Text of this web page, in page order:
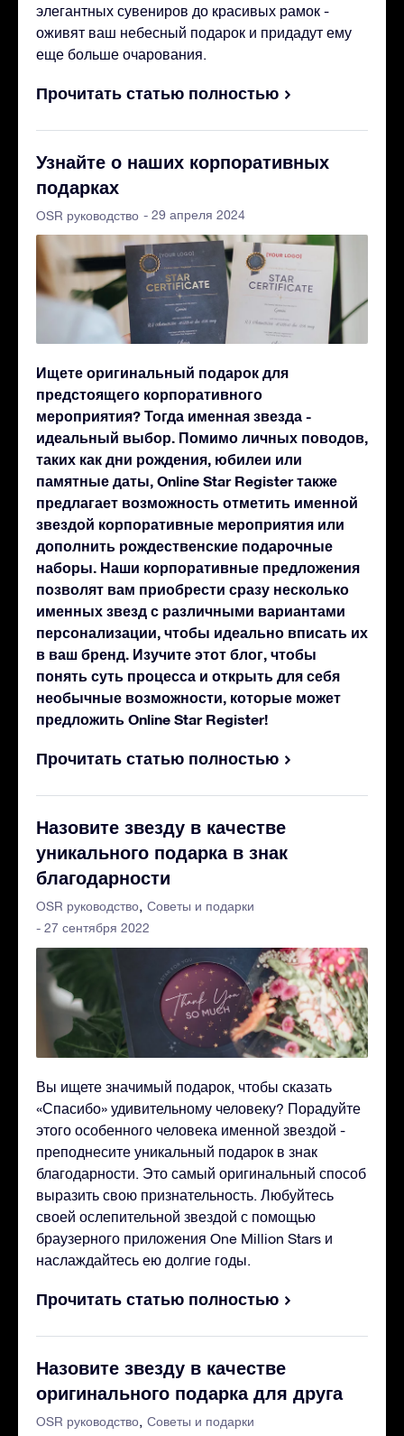
элегантных сувениров до красивых рамок -
оживят ваш небесный подарок и придадут ему
еще больше очарования.
Прочитать статью полностью
Узнайте о наших корпоративных
подарках
OSR руководство - 29 апреля 2024
Ищете оригинальный подарок для
предстоящего корпоративного
мероприятия? Тогда именная звезда -
идеальный выбор. Помимо личных поводов,
таких как дни рождения, юбилеи или
памятные даты, Online Star Register также
предлагает возможность отметить именной
звездой корпоративные мероприятия или
дополнить рождественские подарочные
наборы. Наши корпоративные предложения
позволят вам приобрести сразу несколько
именных звезд с различными вариантами
персонализации, чтобы идеально вписать их
в ваш бренд. Изучите этот блог, чтобы
понять суть процесса и открыть для себя
необычные возможности, которые может
предложить Online Star Register!
Прочитать статью полностью
Назовите звезду в качестве
уникального подарка в знак
благодарности
OSR руководство Советы и подарки
- 27 сентября 2022
Вы ищете значимый подарок, чтобы сказать
«Спасибо» удивительному человеку? Порадуйте
этого особенного человека именной звездой -
преподнесите уникальный подарок в знак
благодарности. Это самый оригинальный способ
выразить свою признательность. Любуйтесь
своей ослепительной звездой с помощью
браузерного приложения One Million Stars и
наслаждайтесь ею долгие годы.
Прочитать статью полностью
Назовите звезду в качестве
оригинального подарка для друга
OSR руководство Советы и подарки